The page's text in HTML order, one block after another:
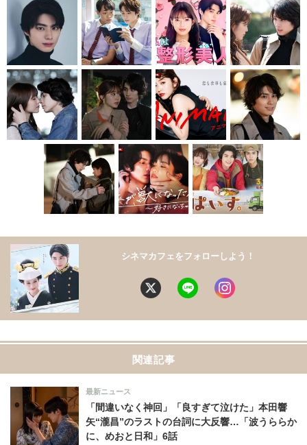
シネマカフェをフォローしよう！
関連記事
「間違いなく神回」「良すぎて泣けた」本田響
矢“瀧昌”のラストの台詞に大反響…「波うららか
に、めおと日和」6話
最新ニュース